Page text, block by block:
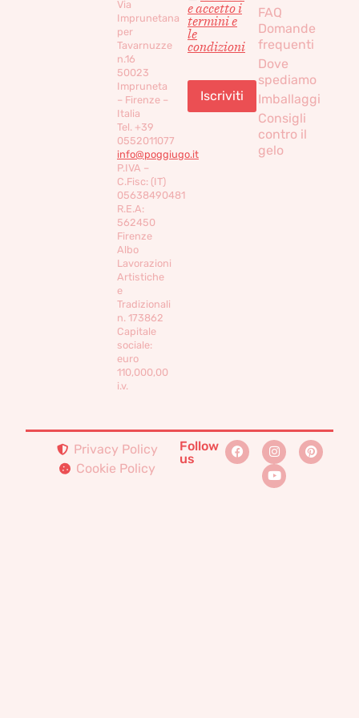
Via
Imprunetana
per
Tavarnuzze
n.16
50023
Impruneta
– Firenze –
Italia
Tel. +39
0552011077
info@poggiugo.it
P.IVA –
C.Fisc: (IT)
05638490481
R.E.A:
562450
Firenze
Albo
Lavorazioni
Artistiche
e
Tradizionali
n. 173862
Capitale
sociale:
euro
110,000,00
i.v.
e accetto i
termini e
le
condizioni
FAQ
Domande
frequenti
Dove
spediamo
Imballaggi
Consigli
contro il
gelo
Privacy Policy
Cookie Policy
Follow
us